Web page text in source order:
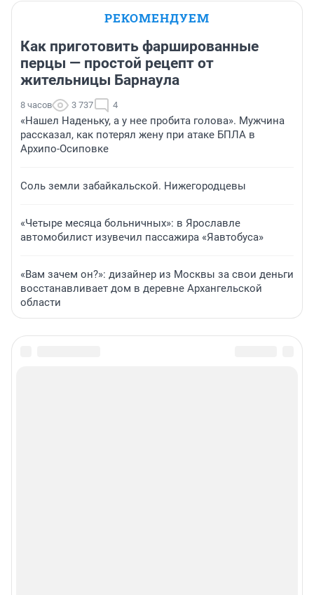
РЕКОМЕНДУЕМ
Как приготовить фаршированные
перцы — простой рецепт от
жительницы Барнаула
8 часов 3 737 4
«Нашел Наденьку, а у нее пробита голова». Мужчина
рассказал, как потерял жену при атаке БПЛА в
Архипо-Осиповке
Соль земли забайкальской. Нижегородцевы
«Четыре месяца больничных»: в Ярославле
автомобилист изувечил пассажира «Яавтобуса»
«Вам зачем он?»: дизайнер из Москвы за свои деньги
восстанавливает дом в деревне Архангельской
области